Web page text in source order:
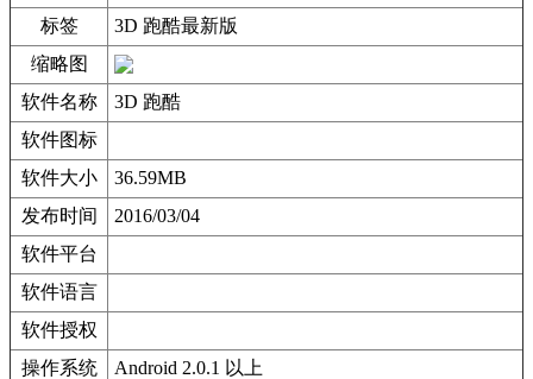
标签
3D 跑酷最新版
缩略图
软件名称
3D 跑酷
软件图标
软件大小
36.59MB
发布时间
2016/03/04
软件平台
软件语言
软件授权
操作系统
Android 2.0.1 以上